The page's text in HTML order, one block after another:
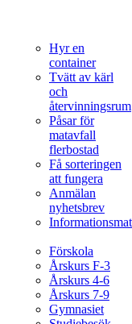
Hyr en
container
Tvätt av kärl
och
återvinningsrum
Påsar för
matavfall
flerbostad
Få sorteringen
att fungera
Anmälan
nyhetsbrev
Förskola
Årskurs F-3
Årskurs 4-6
Årskurs 7-9
Gymnasiet